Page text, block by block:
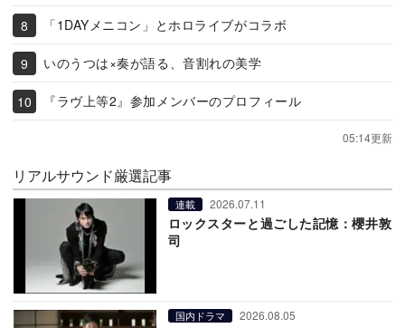
「1DAYメニコン」とホロライブがコラボ
いのうつは×奏が語る、音割れの美学
『ラヴ上等2』参加メンバーのプロフィール
05:14更新
リアルサウンド厳選記事
連載 2026.07.11
ロックスターと過ごした記憶：櫻井敦
司
国内ドラマ 2026.08.05